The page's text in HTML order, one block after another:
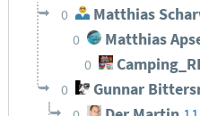
0 Matthias
0 Matthias
0
0 Gunnar